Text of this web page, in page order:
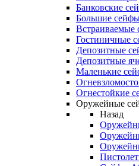
Банковские
Большие
Встраиваемые
Гостиничные
Депозитные
Депозитные
Маленькие
Огнестойкие
Оружейные
Назад